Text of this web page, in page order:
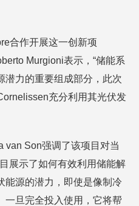
合作开展这一创新项
Murgioni表示，“储能系
潜力的重要组成部分，此次
充分利用其光伏发
van Son强调了该项目对当
展示了如何有效利用储能解
能源的潜力，即使是像制冷
一旦完全投入使用，它将帮